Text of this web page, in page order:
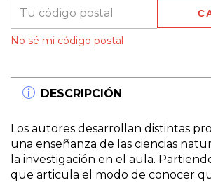
No sé mi código postal
DESCRIPCIÓN
Los autores desarrollan distintas
una enseñanza de las ciencias
la investigación en el aula.
que articula el modo de conocer